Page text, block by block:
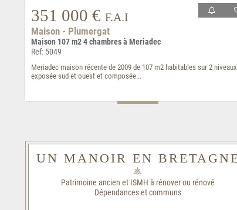
351 000 €F.A.I
Maison - Plumergat
Maison 107 m2 4 chambres à Meriadec
Ref: 5049
Meriadec maison récente de 2009 de 107 m2 habitables sur 2 niveaux
exposée sud et ouest et composée...
UN MANOIR EN
Patrimoine ancien et ISMH à rénover ou rénové
Dépendances et communs